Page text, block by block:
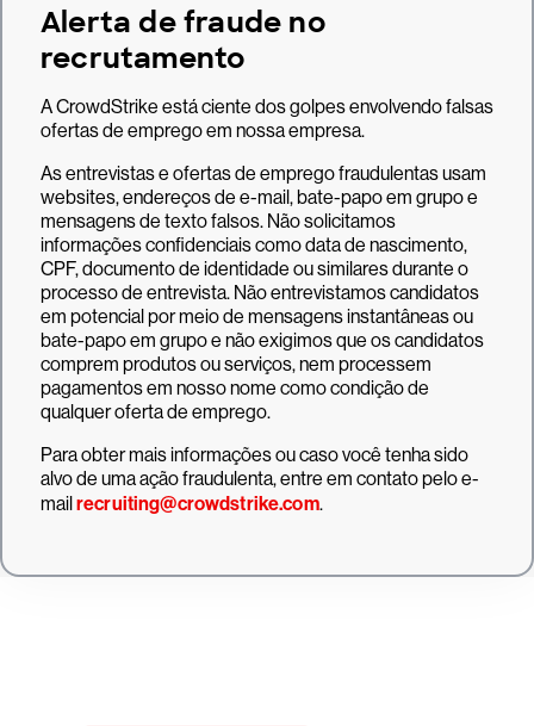
Alerta de fraude no
recrutamento
A CrowdStrike está ciente dos golpes envolvendo falsas
ofertas de emprego em nossa empresa.
As entrevistas e ofertas de emprego fraudulentas usam
websites, endereços de e-mail, bate-papo em grupo e
mensagens de texto falsos. Não solicitamos
informações confidenciais como data de nascimento,
CPF, documento de identidade ou similares durante o
processo de entrevista. Não entrevistamos candidatos
em potencial por meio de mensagens instantâneas ou
bate-papo em grupo e não exigimos que os candidatos
comprem produtos ou serviços, nem processem
pagamentos em nosso nome como condição de
qualquer oferta de emprego.
Para obter mais informações ou caso você tenha sido
alvo de uma ação fraudulenta, entre em contato pelo e-
mailrecruiting@crowdstrike.com.